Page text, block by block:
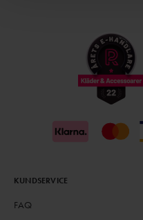
KUNDSERVICE
FAQ